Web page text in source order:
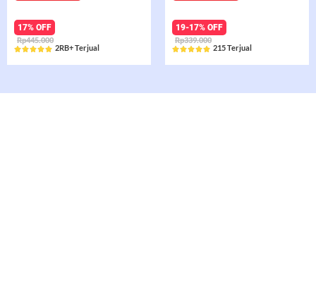
17% OFF
Rp445.000
Rated
2RB+ Terjual
19-17% OFF
Rp339.000
Rated
215 Terjual